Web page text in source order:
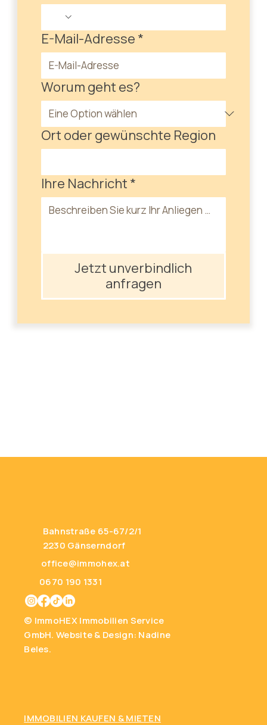
E-Mail-Adresse *
Worum geht es?
Ort oder gewünschte Region
Ihre Nachricht *
Jetzt unverbindlich
anfragen
Bahnstraße 65-67/2/1
2230 Gänserndorf
office@immohex.at
0670 190 1331
© ImmoHEX Immobilien Service
GmbH.Website & Design: Nadine
Beles.
IMMOBILIEN KAUFEN & MIETEN